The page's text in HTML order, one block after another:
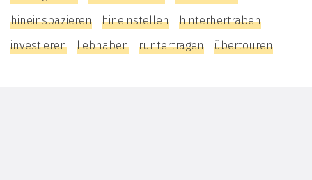
hineinspazieren
hineinstellen
hinterhertraben
investieren
liebhaben runtertragen übertouren